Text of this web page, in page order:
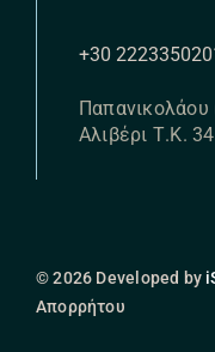
+30
Παπανικολάου
Αλιβέρι Τ.Κ.
© 2026 Developed by
Απορρήτου